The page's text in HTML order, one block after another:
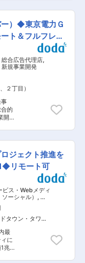
の
感
ョ
家の
産
受け
ま
プ
た
広
ざ
替え
長
ト
た
候
の採
営
。
度・
お
発
ト
費
ち
ワ
ムが
所属
身の
無
ッシ
と
る
ー）◆東京電力Ｇ
ト＆フルフレッ
合広告代理店,
規事業開発
２丁目）
的
と
る
ー
立ち
の
て
り
年
が
と
」
。
ジェクト推進を
リモート可
ビス・Webメディ
ーシャル） , 事
企画 事業企画・
タウン・タワー
最
に
兆